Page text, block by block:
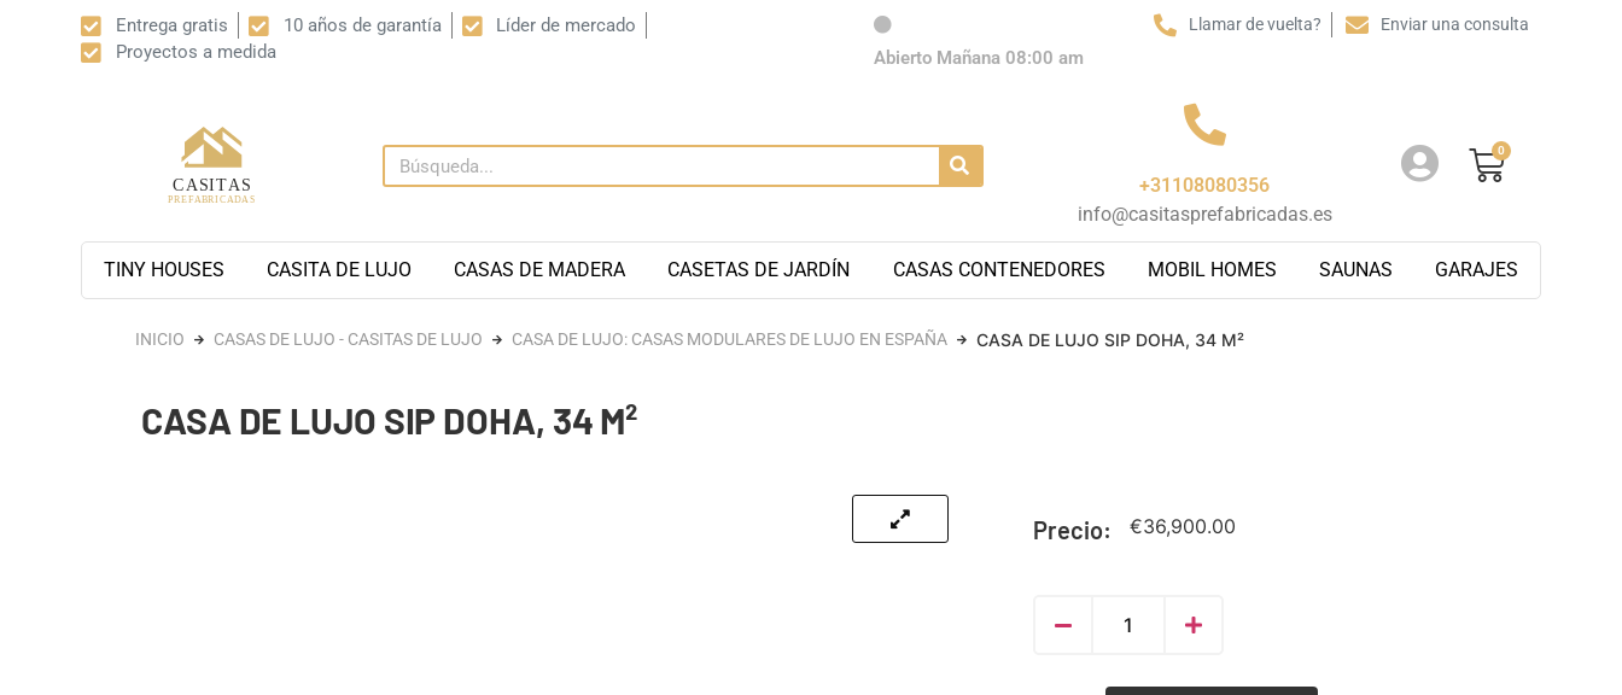
Entrega gratis 10 años de garantía
Líder de mercado
Proyectos a medida
Abierto Mañana 08:00 am
Llamar de vuelta? Enviar una consulta
+31108080356
info@casitasprefabricadas.es
0
TINY HOUSES CASITA DE LUJO CASAS DE MADERA CASETAS DE JARDÍN CASAS CONTENEDORES MOBIL HOMES SAUNAS GARAJES
INICIO CASAS DE LUJO - CASITAS DE LUJO CASA DE LUJO: CASAS MODULARES DE LUJO EN ESPAÑA CASA DE LUJO SIP DOHA, 34 M²
CASA DE LUJO SIP DOHA, 34 M²
Precio: €36,900.00